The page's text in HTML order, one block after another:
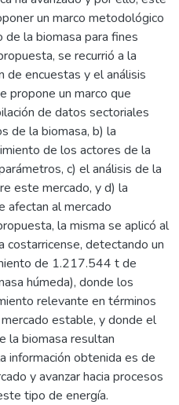
un marco metodológico
de la biomasa para fines
se recurrió a la
de encuestas y el análisis
propone un marco que
de datos sectoriales
de la biomasa, b) la
de los actores de la
c) el análisis de la
este mercado, y d) la
afectan al mercado
la misma se aplicó al
costarricense, detectando un
de 1.217.544 t de
húmeda), donde los
relevante en términos
estable, y donde el
la biomasa resultan
información obtenida es de
y avanzar hacia procesos
tipo de energía.